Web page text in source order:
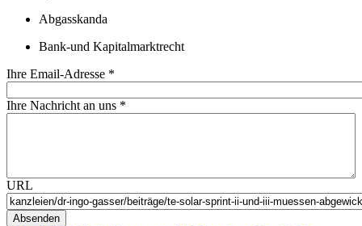
Abgasskanda
Bank-und Kapitalmarktrecht
Ihre Email-Adresse *
Ihre Nachricht an uns *
URL
Absenden